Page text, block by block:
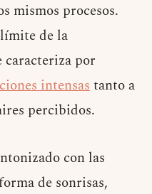
mismos procesos.
de la
caracteriza por
intensastanto a
percibidos.
con las
de sonrisas,